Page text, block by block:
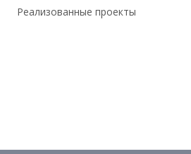
Реализованные проекты